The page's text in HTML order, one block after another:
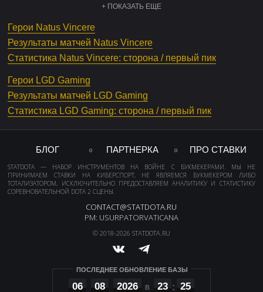
+ ПОКАЗАТЬ ЕЩЕ
Герои Natus Vincere
Результаты матчей Natus Vincere
Статистика Natus Vincere: сторона / первый пик
Герои LGD Gaming
Результаты матчей LGD Gaming
Статистика LGD Gaming: сторона / первый пик
БЛОГ ПАРТНЕРКА ПРО СТАВКИ
STATDOTA — НАБОР ИНСТРУМЕНТОВ НА ВОЙНЕ С БУКМЕКЕРАМИ. МЫ НЕ
ПРИНИМАЕМ СТАВКИ НА КИБЕРСПОРТ, НЕ ЯВЛЯЕМСЯ БУКМЕКЕРОМ ЛИБО
ТОТАЛИЗАТОРОМ, ИСКЛЮЧИТЕЛЬНО ПРЕДОСТАВЛЯЕМ АНАЛИТИКУ И СТАТИСТИКУ
СОРЕВНОВАТЕЛЬНОЙ DOTA 2 СЦЕНЫ.
CONTACT@STATDOTA.RU
PM: USURPATORVATICANA
© 2018-2026 STATDOTA.RU
ПОСЛЕДНЕЕ ОБНОВЛЕНИЕ БАЗЫ
06 08 2026 23 25